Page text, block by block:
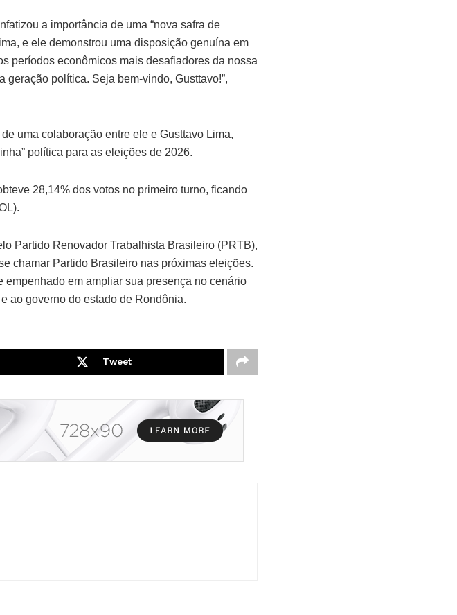
a importância de uma “nova safra de
e ele demonstrou uma disposição genuína em
períodos econômicos mais desafiadores da nossa
geração política. Seja bem-vindo, Gusttavo!”,
uma colaboração entre ele e Gusttavo Lima,
política para as eleições de 2026.
28,14% dos votos no primeiro turno, ficando
Partido Renovador Trabalhista Brasileiro (PRTB),
chamar Partido Brasileiro nas próximas eleições.
em ampliar sua presença no cenário
ao governo do estado de Rondônia.
Tweet